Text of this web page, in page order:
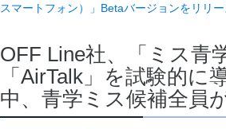
スマートフォン）」Betaバージョンをリリー
OFF Line社、「ミス青
「AirTalk」を試験的
中、青学ミス候補全員